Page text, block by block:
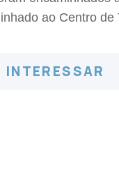
ao Centro de